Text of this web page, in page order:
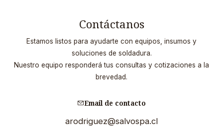
Contáctanos
Estamos listos para ayudarte con equipos, insumos y
soluciones de soldadura.
Nuestro equipo responderá tus consultas y cotizaciones a la
brevedad.
Email de contacto
arodriguez@salvospa.cl